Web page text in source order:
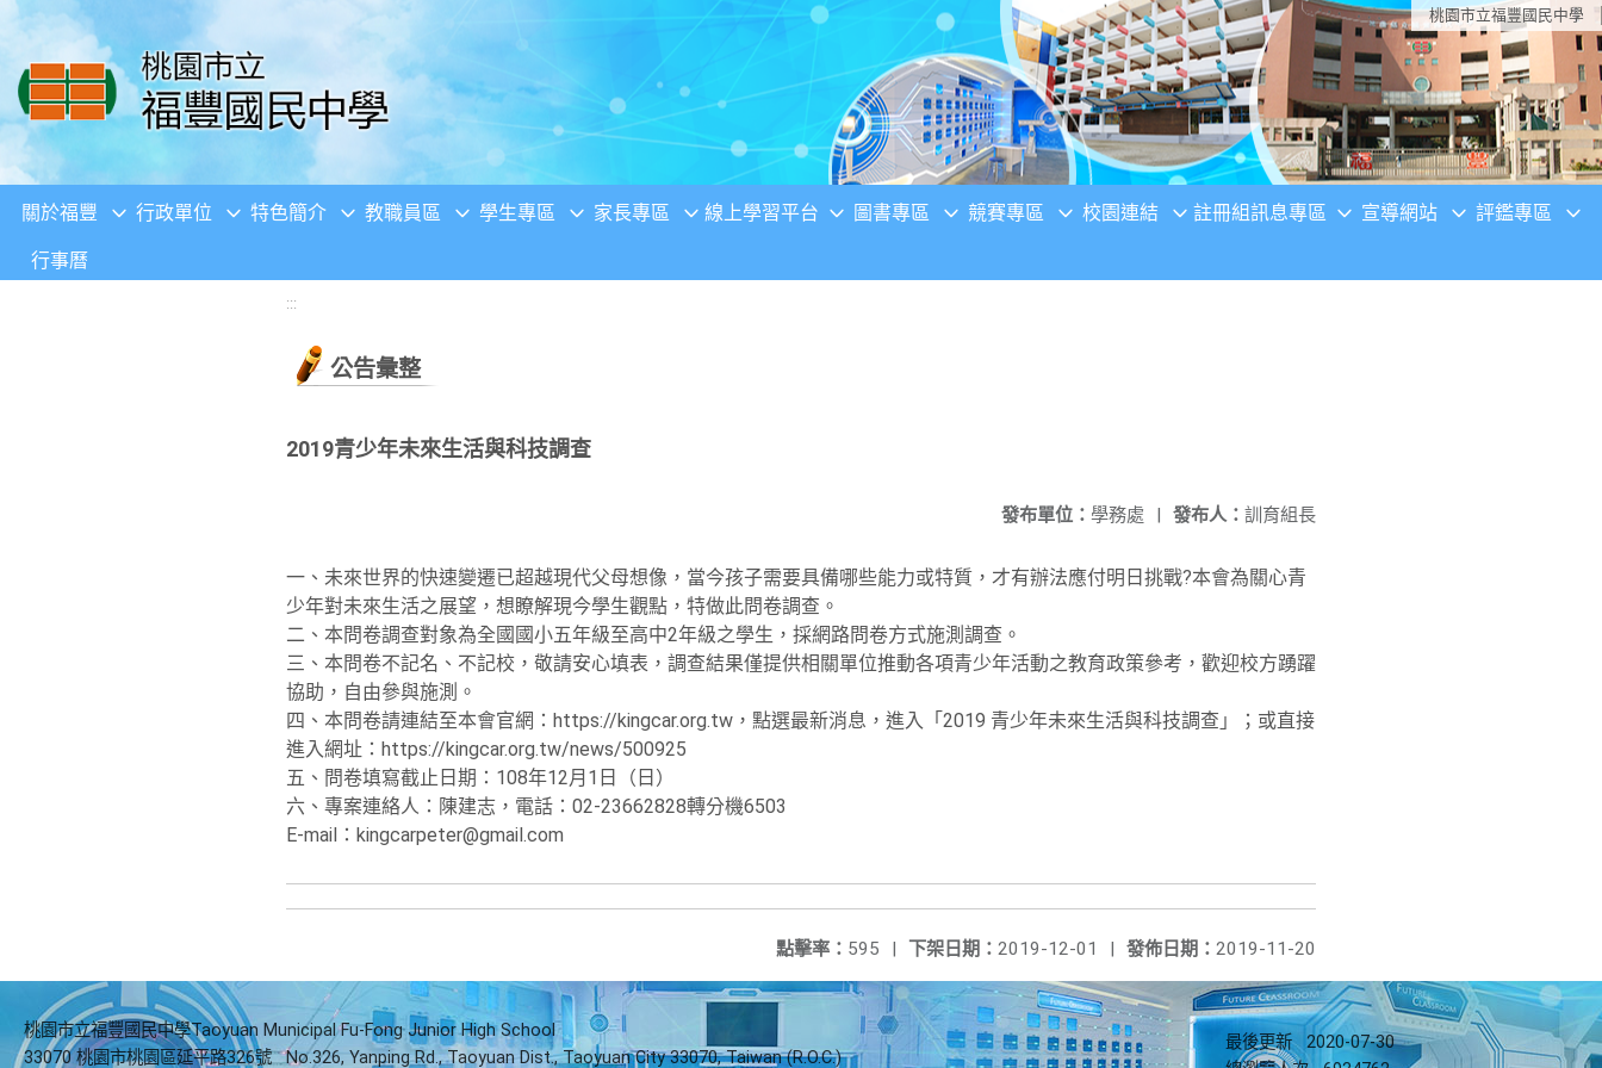
移至網頁之主要內容區位置 桃園市立福豐國民中學
關於福豐 行政單位 特色簡介 教職員區 學生專區 家長專區 線上學習平台 圖書專區 競賽專區 校園連結 註冊組訊息專區 宣導網站 評鑑專區
行事曆
:::
公告彙整
2019青少年未來生活與科技調查
發布人： 訓育組長
發布單位： 學務處 |
一、未來世界的快速變遷已超越現代父母想像，當今孩子需要具備哪些能力或特質，才有辦法應付明日挑戰?本會為關心青
少年對未來生活之展望，想瞭解現今學生觀點，特做此問卷調查。
二、本問卷調查對象為全國國小五年級至高中2年級之學生，採網路問卷方式施測調查。
三、本問卷不記名、不記校，敬請安心填表，調查結果僅提供相關單位推動各項青少年活動之教育政策參考，歡迎校方踴躍
協助，自由參與施測。
四、本問卷請連結至本會官網：https://kingcar.org.tw，點選最新消息，進入「2019 青少年未來生活與科技調查」；或直接
進入網址：https://kingcar.org.tw/news/500925
五、問卷填寫截止日期：108年12月1日（日）
六、專案連絡人：陳建志，電話：02-23662828轉分機6503
E-mail：kingcarpeter@gmail.com
發佈日期： 2019-11-20
下架日期： 2019-12-01 |
點擊率： 595 |
桃園市立福豐國民中學Taoyuan Municipal Fu-Fong Junior High School
33070 桃園市桃園區延平路326號
No.326, Yanping Rd., Taoyuan Dist., Taoyuan City 33070, Taiwan (R.O.C.)
最後更新
2020-07-30